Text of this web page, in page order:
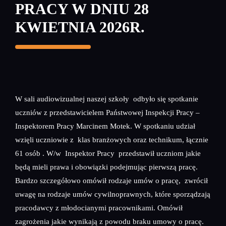
PRACY W DNIU 28
KWIETNIA 2026R.
W sali audiowizualnej naszej szkoły odbyło się spotkanie
uczniów z przedstawicielem Państwowej Inspekcji Pracy –
Inspektorem Pracy Marcinem Motek. W spotkaniu udział
wzięli uczniowie z klas branżowych oraz technikum, łącznie
61 osób . W/w Inspektor Pracy przedstawił uczniom jakie
będą mieli prawa i obowiązki podejmując pierwszą pracę.
Bardzo szczegółowo omówił rodzaje umów o pracę, zwrócił
uwagę na rodzaje umów cywilnoprawnych, które sporządzają
pracodawcy z młodocianymi pracownikami. Omówił
zagrożenia jakie wynikają z powodu braku umowy o pracę.